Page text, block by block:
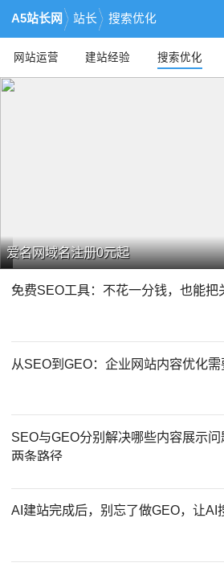
A5站长网 站长 搜索优化
网站运营 建站经验 搜索优化
爱名网域名注册0元起
免费SEO工具：不花一分钱，也能把
从SEO到GEO：企业网站内容优化
SEO与GEO分别解决哪些内容展示
两条路径
AI建站完成后，别忘了做GEO，让AI